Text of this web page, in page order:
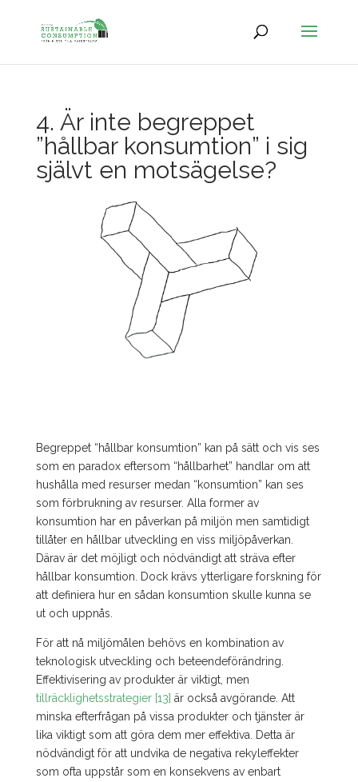
4. Är inte begreppet
”hållbar konsumtion” i sig
självt en motsägelse?
Begreppet “hållbar konsumtion” kan på sätt och vis ses
som en paradox eftersom “hållbarhet” handlar om att
hushålla med resurser medan “konsumtion” kan ses
som förbrukning av resurser. Alla former av
konsumtion har en påverkan på miljön men samtidigt
tillåter en hållbar utveckling en viss miljöpåverkan.
Därav är det möjligt och nödvändigt att sträva efter
hållbar konsumtion. Dock krävs ytterligare forskning för
att definiera hur en sådan konsumtion skulle kunna se
ut och uppnås.
För att nå miljömålen behövs en kombination av
teknologisk utveckling och beteendeförändring.
Effektivisering av produkter är viktigt, men
tillräcklighetsstrategier [13] är också avgörande. Att
minska efterfrågan på vissa produkter och tjänster är
lika viktigt som att göra dem mer effektiva. Detta är
nödvändigt för att undvika de negativa rekyleffekter
som ofta uppstår som en konsekvens av enbart